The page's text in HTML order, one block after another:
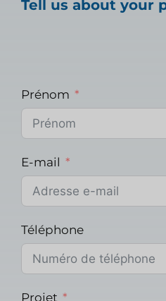
Tell us about your
Prénom
E-mail
Téléphone
Projet